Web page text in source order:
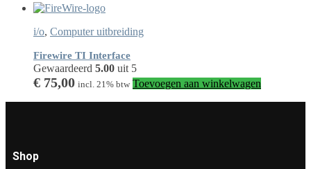
i/o, Computer uitbreiding
Firewire TI Interface
Gewaardeerd 5.00 uit 5
€ 75,00 incl. 21% btw Toevoegen aan winkelwagen
Shop